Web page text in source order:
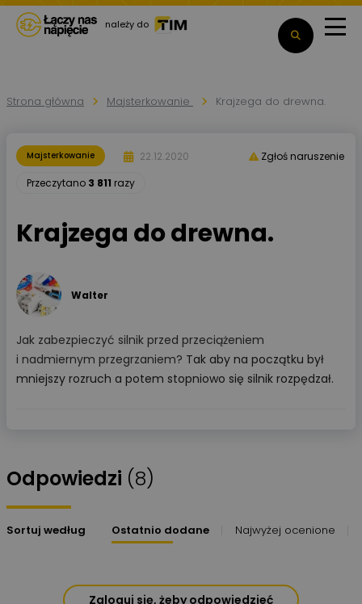
należy do
Strona główna Majsterkowanie Krajzega do drewna.
Majsterkowanie
22.12.2020
Przeczytano 3 811 razy
Zgłoś naruszenie
Krajzega do drewna.
Walter
Jak zabezpieczyć silnik przed przeciążeniem
i nadmiernym przegrzaniem? Tak aby na początku był
mniejszy rozruch a potem stopniowo się silnik rozpędzał.
Odpowiedzi (8)
Sortuj według Ostatnio dodane Najwyżej ocenione
Zaloguj się, żeby odpowiedzieć